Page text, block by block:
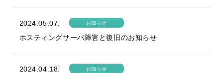
2024.05.07. お知らせ
ホスティングサーバ障害と復旧のお知らせ
2024.04.18. お知らせ